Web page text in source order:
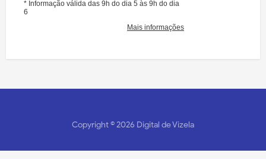
Copyright ©2026 Digital de Vizela